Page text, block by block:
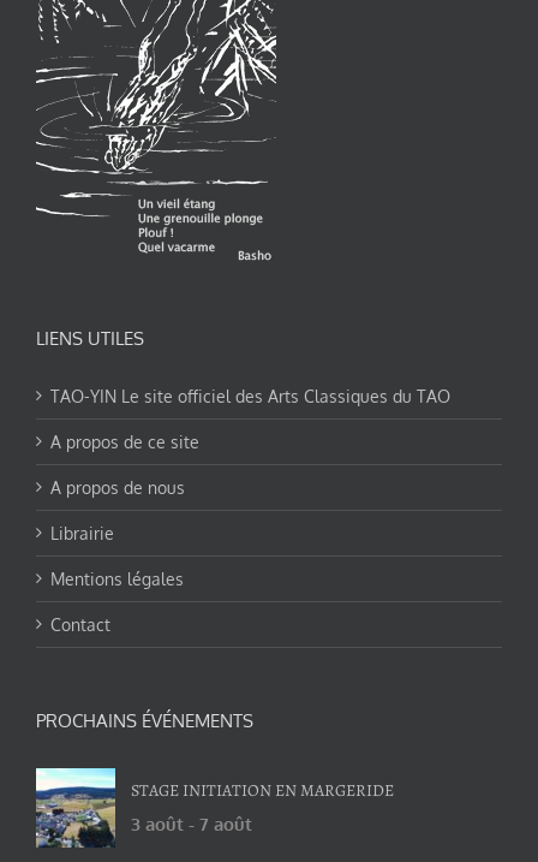
LIENS UTILES
TAO-YIN Le site officiel des Arts Classiques du TAO
A propos de ce site
A propos de nous
Librairie
Mentions légales
Contact
PROCHAINS ÉVÉNEMENTS
STAGE INITIATION EN MARGERIDE
3 août - 7 août